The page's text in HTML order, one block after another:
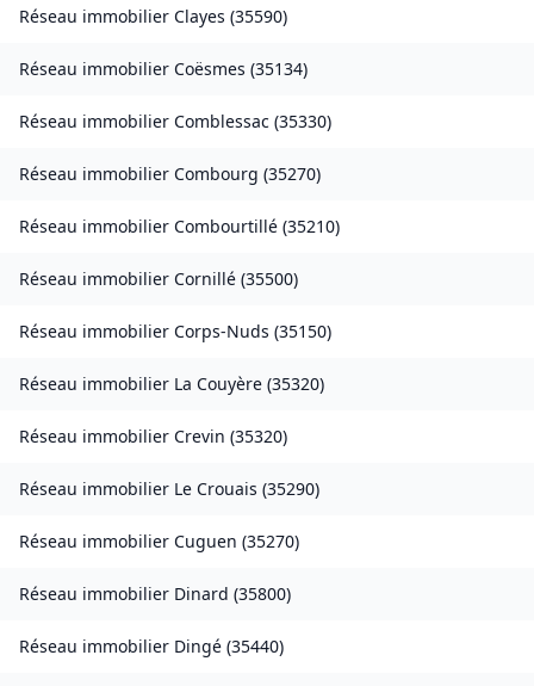
Réseau immobilier Clayes (35590)
Réseau immobilier Coësmes (35134)
Réseau immobilier Comblessac (35330)
Réseau immobilier Combourg (35270)
Réseau immobilier Combourtillé (35210)
Réseau immobilier Cornillé (35500)
Réseau immobilier Corps-Nuds (35150)
Réseau immobilier La Couyère (35320)
Réseau immobilier Crevin (35320)
Réseau immobilier Le Crouais (35290)
Réseau immobilier Cuguen (35270)
Réseau immobilier Dinard (35800)
Réseau immobilier Dingé (35440)